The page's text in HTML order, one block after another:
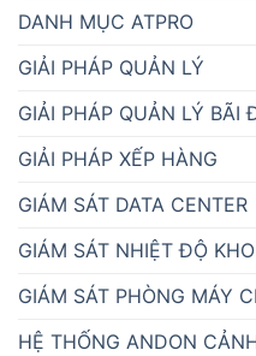
DANH MỤC ATPRO
GIẢI PHÁP QUẢN LÝ
GIẢI PHÁP QUẢN LÝ BÃI
GIẢI PHÁP XẾP HÀNG
GIÁM SÁT DATA CENTER
GIÁM SÁT NHIỆT ĐỘ
GIÁM SÁT PHÒNG MÁY
HỆ THỐNG ANDON